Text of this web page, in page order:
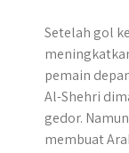
Setelah gol
pemain
Al-Shehri
gedor.
membuat